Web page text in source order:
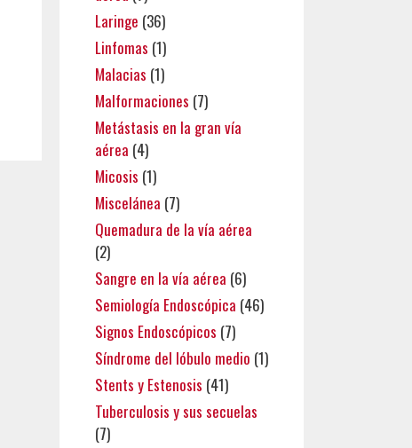
Laringe (36)
Linfomas (1)
Malacias (1)
Malformaciones (7)
Metástasis en la gran vía
aérea (4)
Micosis (1)
Miscelánea (7)
Quemadura de la vía aérea
(2)
Sangre en la vía aérea (6)
Semiología Endoscópica (46)
Signos Endoscópicos (7)
Síndrome del lóbulo medio (1)
Stents y Estenosis (41)
Tuberculosis y sus secuelas
(7)